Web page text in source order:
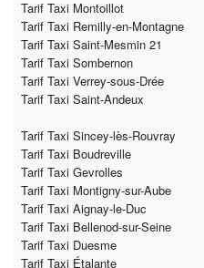
Tarif Taxi Montoillot
Tarif Taxi Remilly-en-Montagne
Tarif Taxi Saint-Mesmin 21
Tarif Taxi Sombernon
Tarif Taxi Verrey-sous-Drée
Tarif Taxi Saint-Andeux
Tarif Taxi Sincey-lès-Rouvray
Tarif Taxi Boudreville
Tarif Taxi Gevrolles
Tarif Taxi Montigny-sur-Aube
Tarif Taxi Aignay-le-Duc
Tarif Taxi Bellenod-sur-Seine
Tarif Taxi Duesme
Tarif Taxi Étalante